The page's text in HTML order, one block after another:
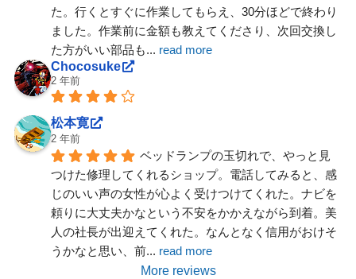
た。行くとすぐに作業してもらえ、30分ほどで終わり
ました。作業前に金額も教えてくださり、次回交換し
た方がいい部品も... read more
Chocosuke
2 年前
松本寛
2 年前
ベッドランプの玉切れで、やっと見
つけた修理してくれるショップ。電話してみると、感
じのいい声の女性が心よく受けつけてくれた。ナビを
頼りに大丈夫かなという不安をかかえながら到着。美
人の社長が出迎えてくれた。なんとなく信用がおけそ
うかなと思い、前... read more
More reviews